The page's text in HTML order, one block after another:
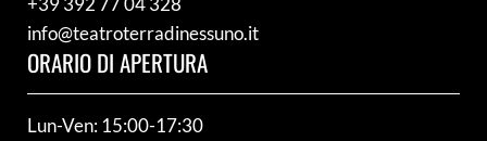
+39 392 77 04 328
info@teatroterradinessuno.it
ORARIO DI APERTURA
Lun-Ven: 15:00-17:30